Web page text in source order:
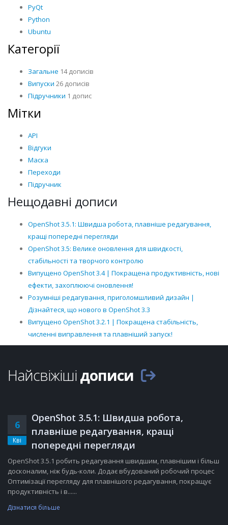
PyQt
Python
Ubuntu
Категорії
Загальне 14 дописів
Випуски 26 дописів
Підручники 1 допис
Мітки
API
Відгуки
Маска
Переходи
Підручник
Нещодавні дописи
OpenShot 3.5.1: Швидша робота, плавніше редагування,
кращі попередні перегляди
OpenShot 3.5: Велике оновлення для швидкості,
стабільності та творчого контролю
Випущено OpenShot 3.4 | Покращена продуктивність, нові
ефекти, захоплюючі оновлення!
Розумніші редагування, приголомшливий дизайн |
Дізнайтеся, що нового в OpenShot 3.3
Випущено OpenShot 3.2.1 | Покращена стабільність,
численні виправлення та плавніший запуск!
Найсвіжішідописи
6
Кві
OpenShot 3.5.1: Швидша робота,
плавніше редагування, кращі
попередні перегляди
OpenShot 3.5.1 робить редагування швидшим, плавнішим і більш
досконалим, ніж будь-коли. Додає вбудований робочий процес
Оптимізації перегляду для плавнішого редагування, покращує
продуктивність і в......
Дізнатися більше